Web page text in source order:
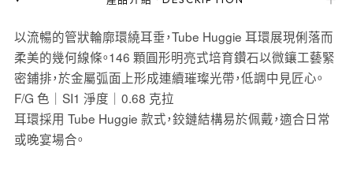
以流暢的管狀輪廓環繞耳垂，Tube Huggie 耳環展現俐落而
柔美的幾何線條。146 顆圓形明亮式培育鑽石以微鑲工藝緊
密鋪排，於金屬弧面上形成連續璀璨光帶，低調中見匠心。
F/G 色｜SI1 淨度｜0.68 克拉
耳環採用 Tube Huggie 款式，鉸鏈結構易於佩戴，適合日常
或晚宴場合。